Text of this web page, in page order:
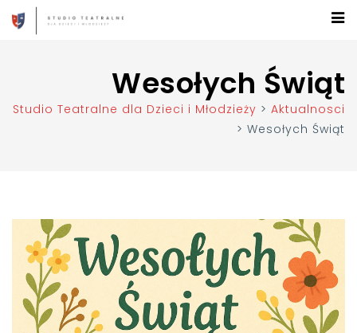
Wesołych Świąt
Studio Teatralne dla Dzieci i Młodzieży > Aktualnosci
> Wesołych Świąt